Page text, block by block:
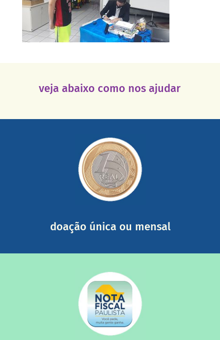
veja abaixo como nos ajudar
doação única ou mensal
mail mostrando tudo o que fizemos com a sua ajuda
somada a de outras pessoas.
saiba mais
saiba mais